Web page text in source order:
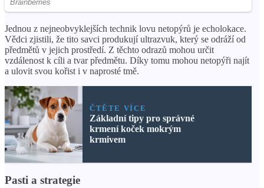
Jednou z nejneobvyklejších technik lovu netopýrů je echolokace.
Vědci zjistili, že tito savci produkují ultrazvuk, který se odráží od
předmětů v jejich prostředí. Z těchto odrazů mohou určit
vzdálenost k cíli a tvar předmětu. Díky tomu mohou netopýři najít
a ulovit svou kořist i v naprosté tmě.
ČTĚTE VÍCE
Základní tipy pro správné
krmení koček mokrým
krmivem
Pasti a strategie